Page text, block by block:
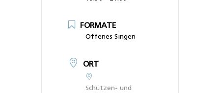
FORMATE
Offenes Singen
ORT
Schützen- und